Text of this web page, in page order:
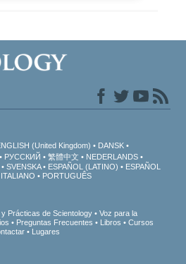
(United Kingdom)
DANSK
РУССКИЙ 繁體中文
NEDERLANDS
SVENSKA ESPAÑOL (LATINO)
ESPAÑOL
ITALIANO PORTUGUÊS
Prácticas de Scientology
Voz para la
Preguntas Frecuentes Libros
Cursos
Lugares